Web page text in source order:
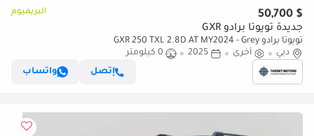
$ 50,700 البريميوم
جديدة تويوتا برادو GXR
تويوتا برادو GXR 250 TXL 2.8D AT MY2024 - Grey
دبي
أخرى 2025
0 كيلومتر
إتصل
واتساب